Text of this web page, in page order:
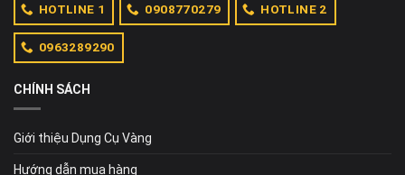
HOTLINE 1 0908770279 HOTLINE 2
0963289290
CHÍNH SÁCH
Giới thiệu Dụng Cụ Vàng
Hướng dẫn mua hàng